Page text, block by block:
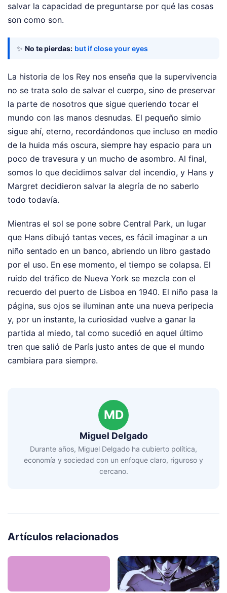
salvar la capacidad de preguntarse por qué las cosas
son como son.
✨ No te pierdas: but if close your eyes
La historia de los Rey nos enseña que la supervivencia
no se trata solo de salvar el cuerpo, sino de preservar
la parte de nosotros que sigue queriendo tocar el
mundo con las manos desnudas. El pequeño simio
sigue ahí, eterno, recordándonos que incluso en medio
de la huida más oscura, siempre hay espacio para un
poco de travesura y un mucho de asombro. Al final,
somos lo que decidimos salvar del incendio, y Hans y
Margret decidieron salvar la alegría de no saberlo
todo todavía.
Mientras el sol se pone sobre Central Park, un lugar
que Hans dibujó tantas veces, es fácil imaginar a un
niño sentado en un banco, abriendo un libro gastado
por el uso. En ese momento, el tiempo se colapsa. El
ruido del tráfico de Nueva York se mezcla con el
recuerdo del puerto de Lisboa en 1940. El niño pasa la
página, sus ojos se iluminan ante una nueva peripecia
y, por un instante, la curiosidad vuelve a ganar la
partida al miedo, tal como sucedió en aquel último
tren que salió de París justo antes de que el mundo
cambiara para siempre.
MD
Miguel Delgado
Durante años, Miguel Delgado ha cubierto política,
economía y sociedad con un enfoque claro, riguroso y
cercano.
Artículos relacionados